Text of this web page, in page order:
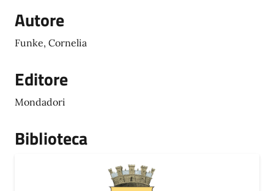
Autore
Funke, Cornelia
Editore
Mondadori
Biblioteca